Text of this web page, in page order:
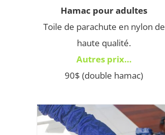
Hamac pour adultes
Toile de parachute en nylon de
haute qualité.
Autres prix…
90$ (double hamac)